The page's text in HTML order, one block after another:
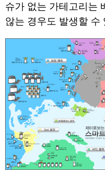
슈가 없는 가테고리는
않는 경우도 발생할 수